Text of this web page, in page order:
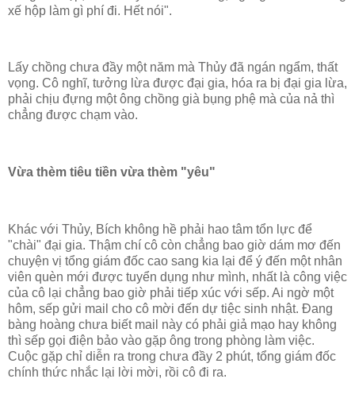
xế hộp làm gì phí đi. Hết nói".
Lấy chồng chưa đầy một năm mà Thủy đã ngán ngẩm, thất
vọng. Cô nghĩ, tưởng lừa được đại gia, hóa ra bị đại gia lừa,
phải chịu đựng một ông chồng già bụng phệ mà của nả thì
chẳng được chạm vào.
Vừa thèm tiêu tiền vừa thèm "yêu"
Khác với Thủy, Bích không hề phải hao tâm tổn lực để
"chài" đại gia. Thậm chí cô còn chẳng bao giờ dám mơ đến
chuyện vị tổng giám đốc cao sang kia lại để ý đến một nhân
viên quèn mới được tuyển dụng như mình, nhất là công việc
của cô lại chẳng bao giờ phải tiếp xúc với sếp. Ai ngờ một
hôm, sếp gửi mail cho cô mời đến dự tiệc sinh nhật. Đang
bàng hoàng chưa biết mail này có phải giả mạo hay không
thì sếp gọi điện bảo vào gặp ông trong phòng làm việc.
Cuộc gặp chỉ diễn ra trong chưa đầy 2 phút, tổng giám đốc
chính thức nhắc lại lời mời, rồi cô đi ra.